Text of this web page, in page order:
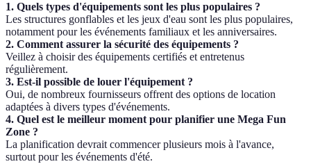
1. Quels types d'équipements sont les plus populaires ?
Les structures gonflables et les jeux d'eau sont les plus populaires,
notamment pour les événements familiaux et les anniversaires.
2. Comment assurer la sécurité des équipements ?
Veillez à choisir des équipements certifiés et entretenus
régulièrement.
3. Est-il possible de louer l'équipement ?
Oui, de nombreux fournisseurs offrent des options de location
adaptées à divers types d'événements.
4. Quel est le meilleur moment pour planifier une Mega Fun
Zone ?
La planification devrait commencer plusieurs mois à l'avance,
surtout pour les événements d'été.